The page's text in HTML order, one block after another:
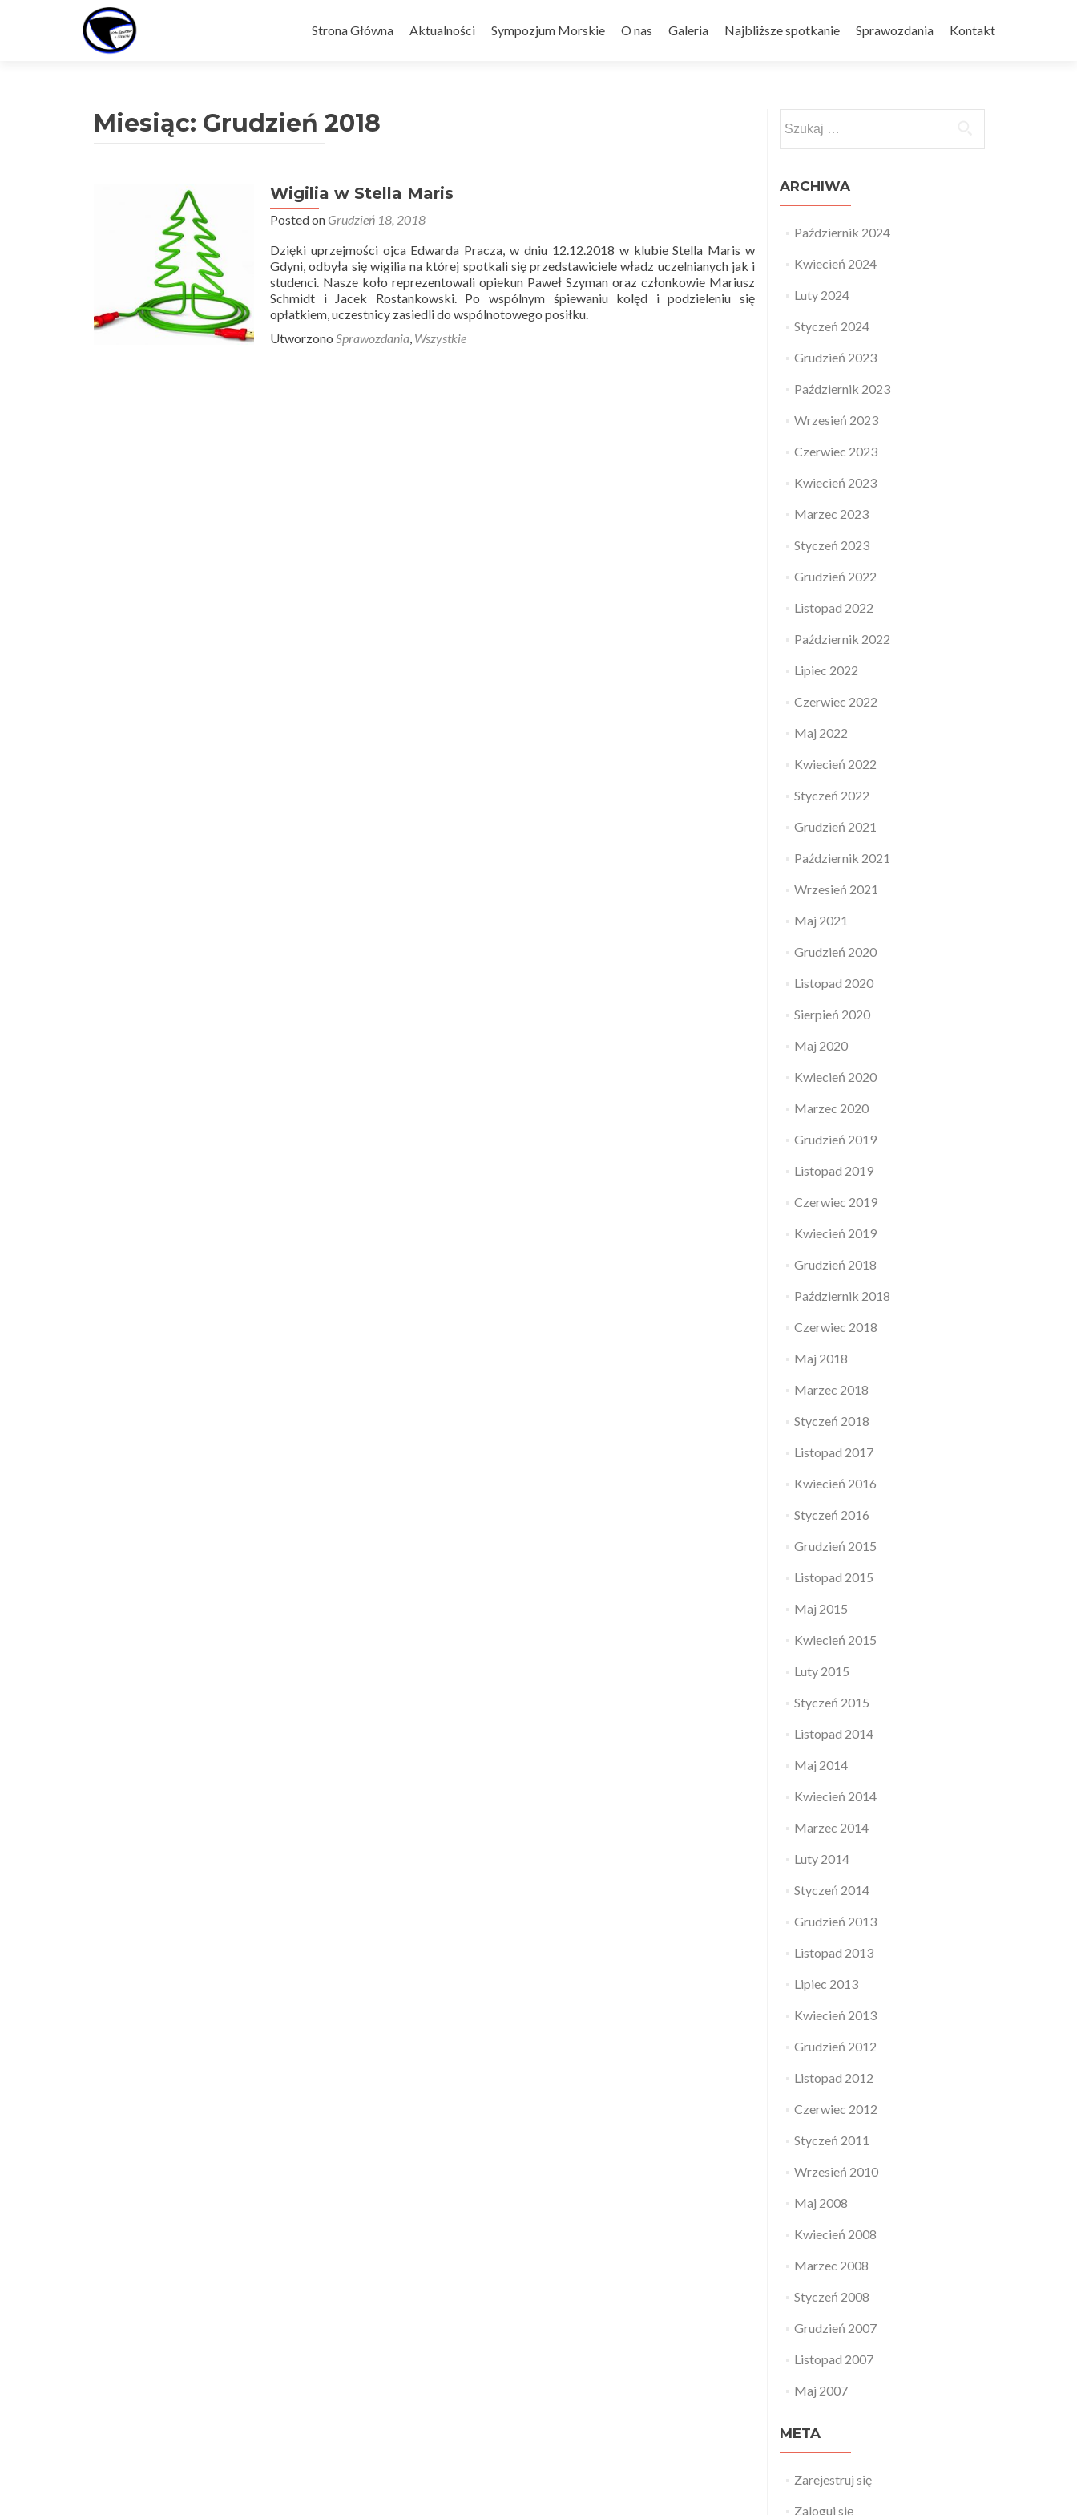
to
Strona Główna Aktualności Sympozjum Morskie O nas Galeria Najbliższe spotkanie Sprawozdania Kontakt
Miesiąc: Grudzień 2018
Wigilia w Stella Maris
Posted on Grudzień 18, 2018
Dzięki uprzejmości ojca Edwarda Pracza, w dniu 12.12.2018 w klubie Stella Maris w
Gdyni, odbyła się wigilia na której spotkali się przedstawiciele władz uczelnianych jak i
studenci. Nasze koło reprezentowali opiekun Paweł Szyman oraz członkowie Mariusz
Schmidt i Jacek Rostankowski. Po wspólnym śpiewaniu kolęd i podzieleniu się
opłatkiem, uczestnicy zasiedli do wspólnotowego posiłku.
Utworzono Sprawozdania, Wszystkie
ARCHIWA
Październik 2024
Kwiecień 2024
Luty 2024
Styczeń 2024
Grudzień 2023
Październik 2023
Wrzesień 2023
Czerwiec 2023
Kwiecień 2023
Marzec 2023
Styczeń 2023
Grudzień 2022
Listopad 2022
Październik 2022
Lipiec 2022
Czerwiec 2022
Maj 2022
Kwiecień 2022
Styczeń 2022
Grudzień 2021
Październik 2021
Wrzesień 2021
Maj 2021
Grudzień 2020
Listopad 2020
Sierpień 2020
Maj 2020
Kwiecień 2020
Marzec 2020
Grudzień 2019
Listopad 2019
Czerwiec 2019
Kwiecień 2019
Grudzień 2018
Październik 2018
Czerwiec 2018
Maj 2018
Marzec 2018
Styczeń 2018
Listopad 2017
Kwiecień 2016
Styczeń 2016
Grudzień 2015
Listopad 2015
Maj 2015
Kwiecień 2015
Luty 2015
Styczeń 2015
Listopad 2014
Maj 2014
Kwiecień 2014
Marzec 2014
Luty 2014
Styczeń 2014
Grudzień 2013
Listopad 2013
Lipiec 2013
Kwiecień 2013
Grudzień 2012
Listopad 2012
Czerwiec 2012
Styczeń 2011
Wrzesień 2010
Maj 2008
Kwiecień 2008
Marzec 2008
Styczeń 2008
Grudzień 2007
Listopad 2007
Maj 2007
META
Zarejestruj się
Zaloguj się